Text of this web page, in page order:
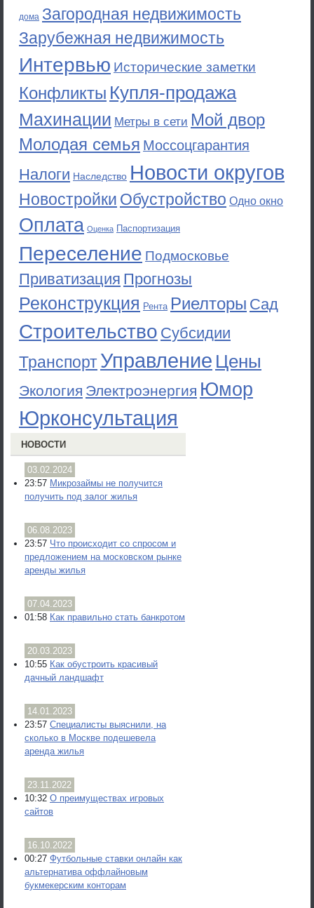
дома Загородная недвижимость
Зарубежная недвижимость
Интервью Исторические заметки
Конфликты Купля-продажа
Махинации Метры в сети Мой двор
Молодая семья Моссоцгарантия
Налоги Наследство Новости округов
Новостройки Обустройство Одно окно
Оплата Оценка Паспортизация
Переселение Подмосковье
Приватизация Прогнозы
Реконструкция Рента Риелторы Сад
Строительство Субсидии
ТранспортУправление Цены
Экология Электроэнергия Юмор
Юрконсультация
НОВОСТИ
03.02.2024
23:57 Микрозаймы не получится
получить под залог жилья
06.08.2023
23:57 Что происходит со спросом и
предложением на московском рынке
аренды жилья
07.04.2023
01:58 Как правильно стать банкротом
20.03.2023
10:55 Как обустроить красивый
дачный ландшафт
14.01.2023
23:57 Специалисты выяснили, на
сколько в Москве подешевела
аренда жилья
23.11.2022
10:32 О преимуществах игровых
сайтов
16.10.2022
00:27 Футбольные ставки онлайн как
альтернатива оффлайновым
букмекерским конторам